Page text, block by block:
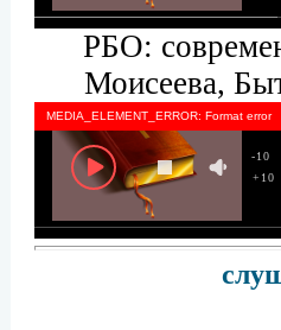
РБО:
Моисеева,
+10
-10
MEDIA_ELEMENT_ERROR: Format error